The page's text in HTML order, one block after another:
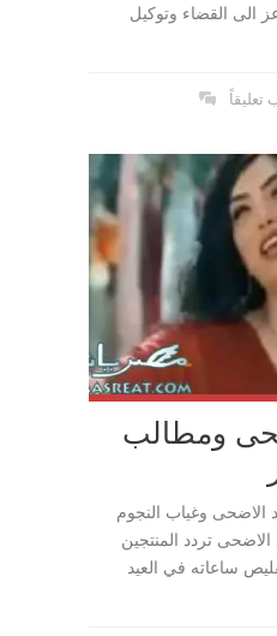
الى القضاء وتوكيل
تعليقاً
ومطالب
الاضحى وغياب النجوم
تردد المنتجين
ساعاته في العيد